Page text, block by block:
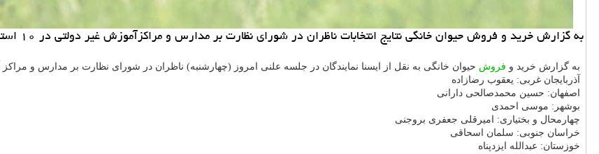
به گزارش خرید و فروش حیوان خانگی نتایج انتخابات ناظران در شورای نظارت بر مدارس و مراكزآموزش غیر دولتی در ۱۰ استان مشخص شد.
به گزارش خرید و فروش حیوان خانگی به نقل از ایسنا نمایندگان در جلسه علنی امروز (چهارشنبه) ناظران در شورای نظارت بر مدارس و مراکز
آذربایجان غربی: یعقوب رضازاده
اصفهان: حسین محمدصالحی دارانی
بوشهر: موسی احمدی
چهارمحال و بختیاری: امیرقلی جعفری بروجنی
خراسان جنوبی: سلمان اسحاقی
خوزستان: عبدالله ایزدپناه